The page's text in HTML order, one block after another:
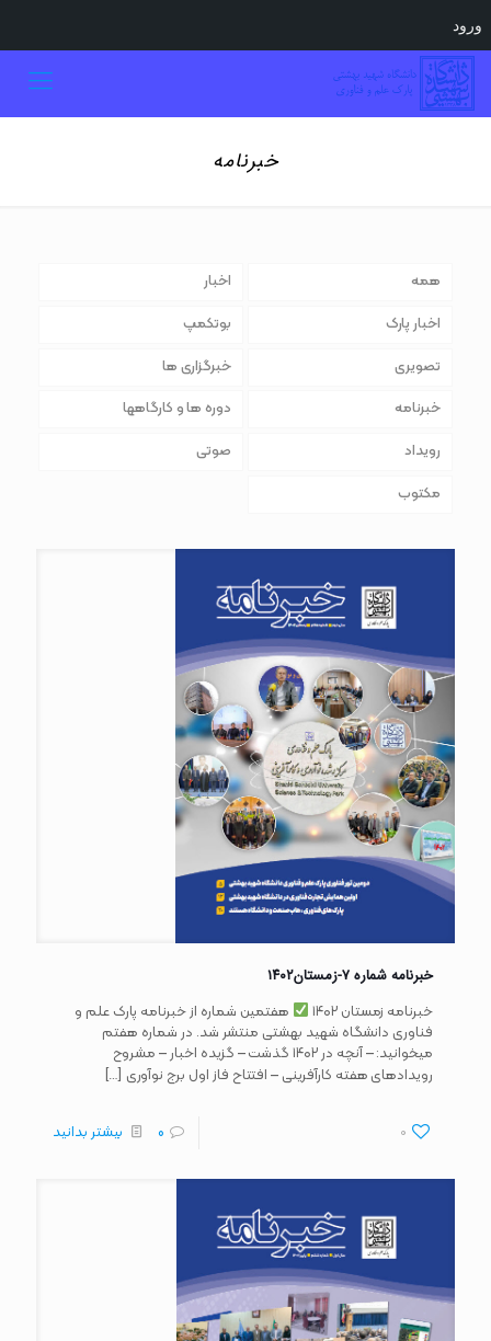
خبرنامه
همه
اخبار
اخبار پارک
بوتکمپ
تصویری
خبرگزاری ها
خبرنامه
دوره ها و کارگاهها
رویداد
صوتی
مکتوب
خبرنامه شماره ۷-زمستان۱۴۰۲
خبرنامه زمستان ۱۴۰۲
هفتمین شماره از خبرنامه پارک علم و
فناوری دانشگاه شهید بهشتی منتشر شد. در شماره هفتم
میخوانید: – آنچه در ۱۴۰۲ گذشت – گزیده اخبار – مشروح
رویدادهای هفته کارآفرینی – افتتاح فاز اول برج نوآوری […]
0
0 بیشتر بدانید
ورود